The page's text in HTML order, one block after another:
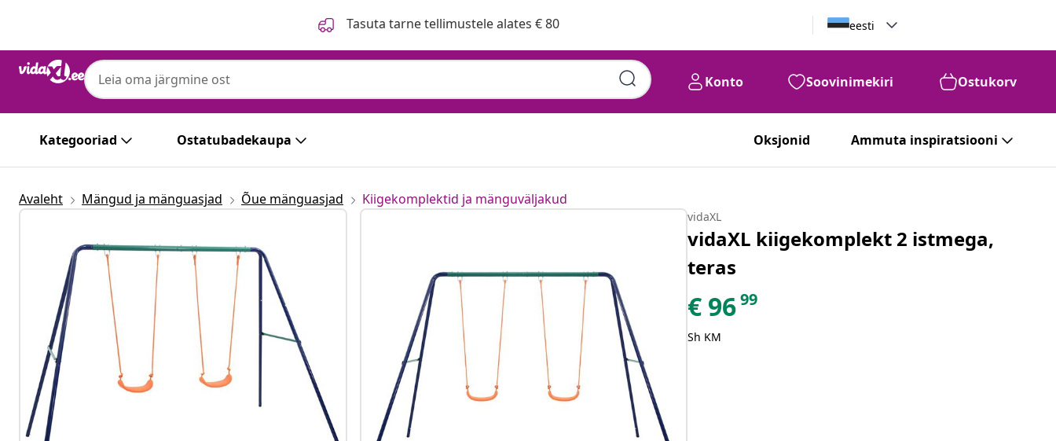
Tasuta tarne tellimustele alates € 80 eesti
Konto Soovinimekiri Ostukorv
Kategooriad Ostatubadekaupa Oksjonid Ammuta inspiratsiooni
Avaleht Mängud ja mänguasjad Õue mänguasjad Kiigekomplektid ja mänguväljakud
vidaXL
vidaXL kiigekomplekt 2 istmega,
teras
€ 9699
Sh KM